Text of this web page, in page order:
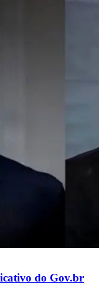
do Gov.br